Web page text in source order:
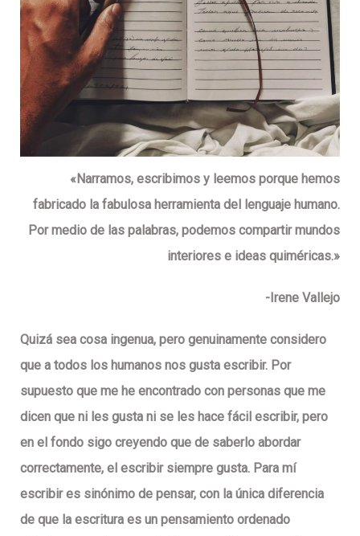
«Narramos, escribimos y leemos porque hemos
fabricado la fabulosa herramienta del lenguaje humano.
Por medio de las palabras, podemos compartir mundos
interiores e ideas quiméricas.»
-Irene Vallejo
Quizá sea cosa ingenua, pero genuinamente considero
que a todos los humanos nos gusta escribir. Por
supuesto que me he encontrado con personas que me
dicen que ni les gusta ni se les hace fácil escribir, pero
en el fondo sigo creyendo que de saberlo abordar
correctamente, el escribir siempre gusta. Para mí
escribir es sinónimo de pensar, con la única diferencia
de que la escritura es un pensamiento ordenado